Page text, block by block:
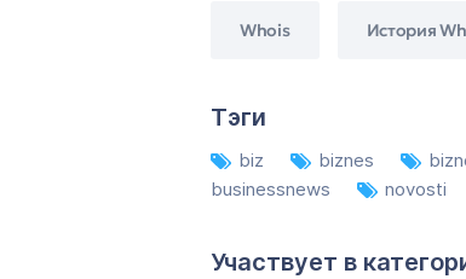
Whois История
Тэги
biz biznes
businessnews
novosti
Участвует в